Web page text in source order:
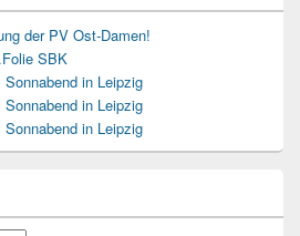
der PV Ost-Damen!
SBK
Sonnabend in Leipzig
Sonnabend in Leipzig
Sonnabend in Leipzig